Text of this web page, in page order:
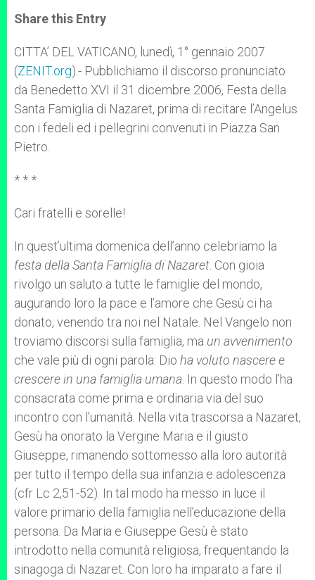
t
s
p
p
s
e
g
e
r
e
b
o
k
r
Share this Entry
CITTA’ DEL VATICANO, lunedì, 1° gennaio 2007
(ZENIT.org).- Pubblichiamo il discorso pronunciato
da Benedetto XVI il 31 dicembre 2006, Festa della
Santa Famiglia di Nazaret, prima di recitare l’Angelus
con i fedeli ed i pellegrini convenuti in Piazza San
Pietro.
* * *
Cari fratelli e sorelle!
In quest’ultima domenica dell’anno celebriamo la
festa della Santa Famiglia di Nazaret . Con gioia
rivolgo un saluto a tutte le famiglie del mondo,
augurando loro la pace e l’amore che Gesù ci ha
donato, venendo tra noi nel Natale. Nel Vangelo non
troviamo discorsi sulla famiglia, ma un avvenimento
che vale più di ogni parola: Dio ha voluto nascere e
crescere in una famiglia umana . In questo modo l’ha
consacrata come prima e ordinaria via del suo
incontro con l’umanità. Nella vita trascorsa a Nazaret,
Gesù ha onorato la Vergine Maria e il giusto
Giuseppe, rimanendo sottomesso alla loro autorità
per tutto il tempo della sua infanzia e adolescenza
(cfr Lc 2,51-52). In tal modo ha messo in luce il
valore primario della famiglia nell’educazione della
persona. Da Maria e Giuseppe Gesù è stato
introdotto nella comunità religiosa, frequentando la
sinagoga di Nazaret. Con loro ha imparato a fare il